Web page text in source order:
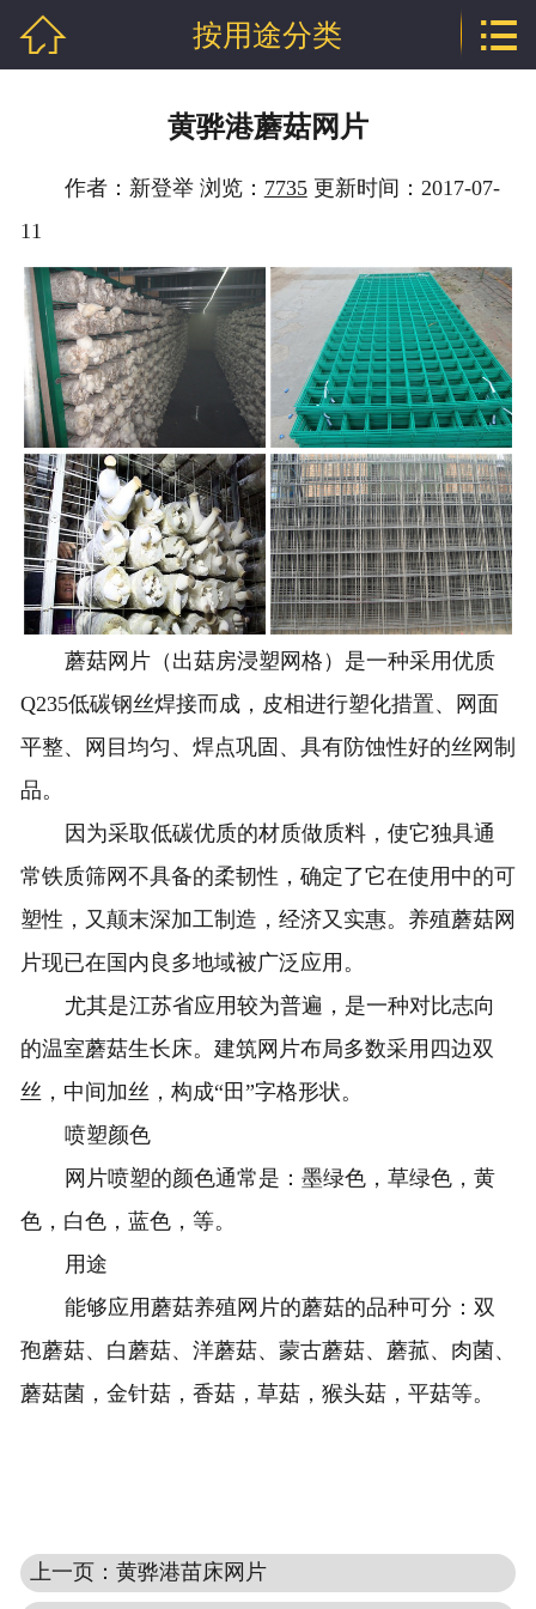
技术支持
厂房相册
工程案例
联系我们
地区分站
 按用途分类 
黄骅港蘑菇网片
作者：新登举 浏览： 7735更新时间：2017-07-
11
蘑菇网片（出菇房浸塑网格）是一种采用优质
Q235低碳钢丝焊接而成，皮相进行塑化措置、网面
平整、网目均匀、焊点巩固、具有防蚀性好的丝网制
品。
因为采取低碳优质的材质做质料，使它独具通
常铁质筛网不具备的柔韧性，确定了它在使用中的可
塑性，又颠末深加工制造，经济又实惠。养殖蘑菇网
片现已在国内良多地域被广泛应用。
尤其是江苏省应用较为普遍，是一种对比志向
的温室蘑菇生长床。 建筑网片布局多数采用四边双
丝，中间加丝，构成“田”字格形状。
喷塑颜色
网片喷塑的颜色通常是：墨绿色，草绿色，黄
色，白色，蓝色，等。
用途
能够应用蘑菇养殖网片的蘑菇的品种可分：双
孢蘑菇、白蘑菇、洋蘑菇、蒙古蘑菇、蘑菰、肉菌、
蘑菇菌，金针菇，香菇，草菇，猴头菇，平菇等。
上一页：黄骅港苗床网片